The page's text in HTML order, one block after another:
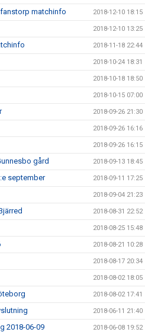
matchinfo 2018-12-10 18:15
2018-12-10 13:25
2018-11-18 22:44
2018-10-24 18:31
2018-10-18 18:50
2018-10-15 07:00
2018-09-26 21:30
2018-09-26 16:16
2018-09-26 16:15
gård 2018-09-13 18:45
september 2018-09-11 17:25
2018-09-04 21:23
2018-08-31 22:52
2018-08-25 15:48
2018-08-21 10:28
2018-08-17 20:34
2018-08-02 18:05
2018-08-02 17:41
2018-06-11 21:40
2018-06-09 2018-06-08 19:52